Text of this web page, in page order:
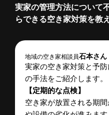
実家の管理方法について
らできる空き家対策を教
地域の空き家相談員石本さん
実家の空き家対策と予
の手法をご紹介します。
【定期的な点検】
空き家が放置される期